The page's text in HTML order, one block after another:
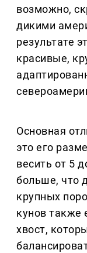
возможно,
дикими
результате
красивые,
Основная
это его
весить от 5
больше, что
крупных
кунов также
хвост,